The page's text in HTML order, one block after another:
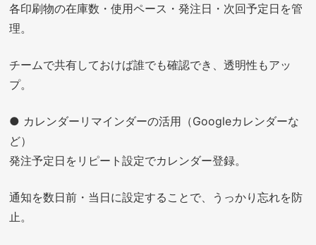
各印刷物の在庫数・使用ペース・発注日・次回予定日を管
理。
チームで共有しておけば誰でも確認でき、透明性もアッ
プ。
● カレンダーリマインダーの活用（Googleカレンダーな
ど）
発注予定日をリピート設定でカレンダー登録。
通知を数日前・当日に設定することで、うっかり忘れを防
止。